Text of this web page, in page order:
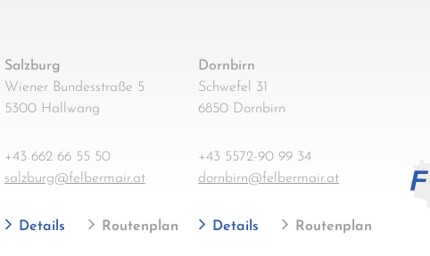
Salzburg
Wiener Bundesstraße 5
5300 Hallwang
+43 662 66 55 50
salzburg@felbermair.at
Details Routenplan
Dornbirn
Schwefel 31
6850 Dornbirn
+43 5572-90 99 34
dornbirn@felbermair.at
Details Routenplan